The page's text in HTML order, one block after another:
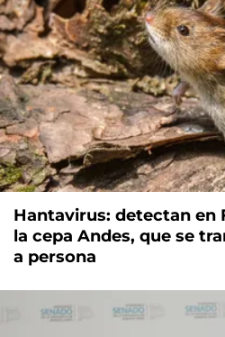
Hantavirus: detectan en
la cepa Andes, que se
a persona